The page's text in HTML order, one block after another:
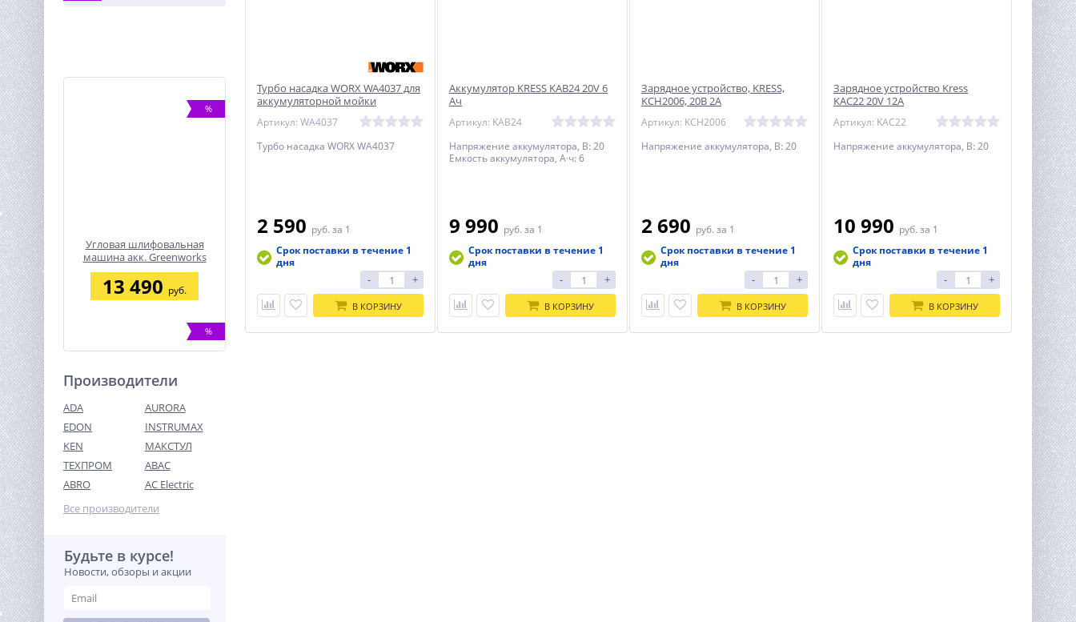
%
Угловая шлифовальная
машина акк. Greenworks
GD24AG, 24V, б/щет, 125
мм, 10500 об/мин,1x4Ач,ЗУ
13 490 руб.
%
Штабелер самоходный 1,0
т 3,5 м XILIN CDD10R-E
(сопровождаемый)
403 010
Производители
ADA
AURORA
EDON
INSTRUMAX
KEN
МАКСТУЛ
ТЕХПРОМ
ABAC
ABRO
AC Electric
Все производители
Будьте в курсе!
Новости, обзоры и акции
Турбо насадка WORX WA4037 для
аккумуляторной мойки
Артикул: WA4037
Турбо насадка WORX WA4037
2 590 руб. за 1
Срок поставки в течение 1
дня
- +
В КОРЗИНУ
Аккумулятор KRESS KAB24 20V 6
Ач
Артикул: KAB24
Напряжение аккумулятора, В: 20
Емкость аккумулятора, А·ч: 6
9 990 руб. за 1
Срок поставки в течение 1
дня
- +
В КОРЗИНУ
Зарядное устройство, KRESS,
KCH2006, 20В 2A
Артикул: KCH2006
Напряжение аккумулятора, В: 20
2 690 руб. за 1
Срок поставки в течение 1
дня
- +
В КОРЗИНУ
Зарядное устройство Kress
KAC22 20V 12A
Артикул: KAC22
Напряжение аккумулятора, В: 20
10 990 руб. за 1
Срок поставки в течение 1
дня
- +
В КОРЗИНУ